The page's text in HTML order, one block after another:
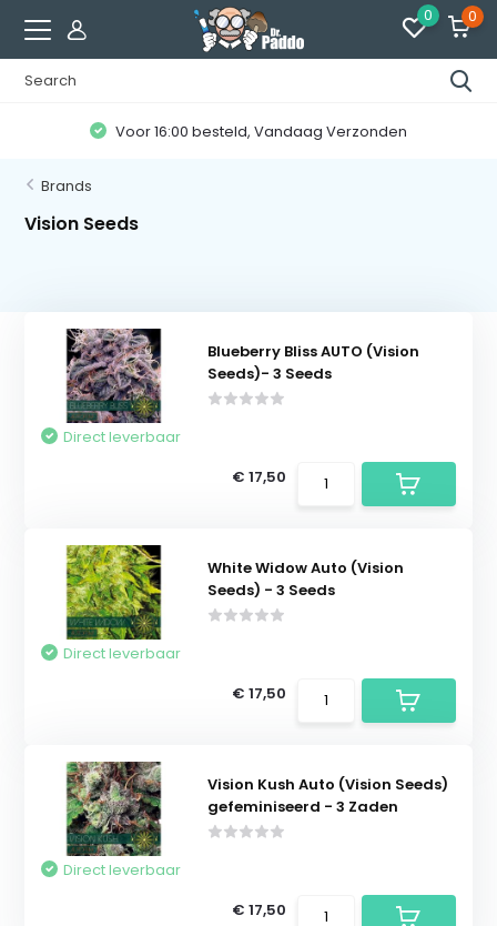
0 0
Voor 16:00 besteld, Vandaag Verzonden
Brands
Vision Seeds
Blueberry Bliss AUTO (Vision
Seeds)- 3 Seeds
Direct leverbaar
€ 17,50
White Widow Auto (Vision
Seeds) - 3 Seeds
Direct leverbaar
€ 17,50
Vision Kush Auto (Vision Seeds)
gefeminiseerd - 3 Zaden
Direct leverbaar
€ 17,50